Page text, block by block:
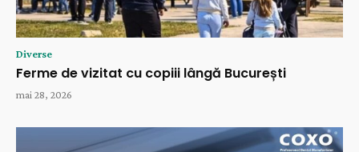
Diverse
Ferme de vizitat cu copiii lângă București
mai 28, 2026